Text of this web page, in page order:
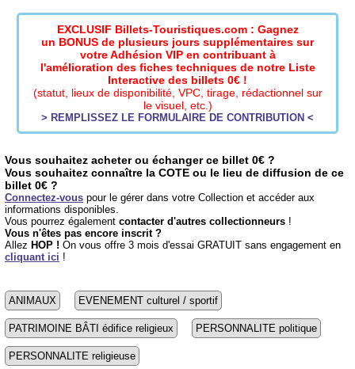
EXCLUSIF Billets-Touristiques.com : Gagnez
un BONUS de plusieurs jours supplémentaires sur
votre Adhésion VIP en contribuant à
l'amélioration des fiches techniques de notre Liste
Interactive des billets 0€ !
(statut, lieux de disponibilité, VPC, tirage, rédactionnel sur
le visuel, etc.)
> REMPLISSEZ LE FORMULAIRE DE CONTRIBUTION <
Vous souhaitez acheter ou échanger ce billet 0€ ?
Vous souhaitez connaître la COTE ou le lieu de diffusion de ce
billet 0€ ?
Connectez-vous pour le gérer dans votre Collection et accéder aux
informations disponibles.
Vous pourrez également contacter d'autres collectionneurs !
Vous n'êtes pas encore inscrit ?
Allez HOP ! On vous offre 3 mois d'essai GRATUIT sans engagement en
cliquant ici !
ANIMAUX EVENEMENT culturel / sportif
PATRIMOINE BÂTI édifice religieux PERSONNALITE politique
PERSONNALITE religieuse